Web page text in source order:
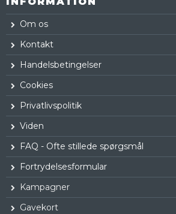
Om os
Kontakt
Handelsbetingelser
Cookies
Privatlivspolitik
Viden
FAQ - Ofte stillede spørgsmål
Fortrydelsesformular
Kampagner
Gavekort